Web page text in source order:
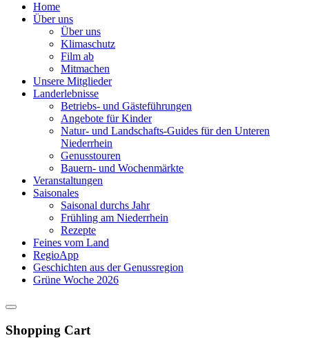
Home
Über uns
Über uns
Klimaschutz
Film ab
Mitmachen
Unsere Mitglieder
Landerlebnisse
Betriebs- und Gästeführungen
Angebote für Kinder
Natur- und Landschafts-Guides für den Unteren
Niederrhein
Genusstouren
Bauern- und Wochenmärkte
Veranstaltungen
Saisonales
Saisonal durchs Jahr
Frühling am Niederrhein
Rezepte
Feines vom Land
RegioApp
Geschichten aus der Genussregion
Grüne Woche 2026
Shopping Cart